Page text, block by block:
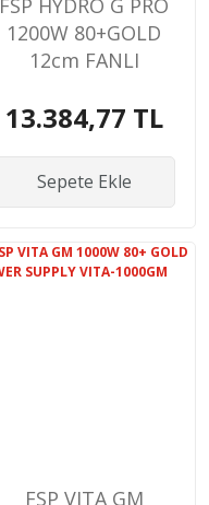
1200W 80+GOLD
12cm FANLI
HG2-1200
13.384,77 TL
Sepete Ekle
FSP VITA GM